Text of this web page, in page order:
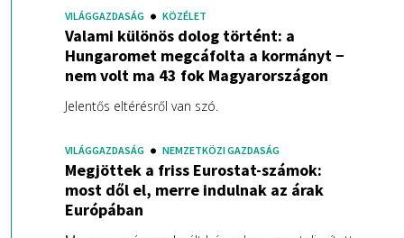
VILÁGGAZDASÁG KÖZÉLET
Valami különös dolog történt: a
Hungaromet megcáfolta a kormányt −
nem volt ma 43 fok Magyarországon
Jelentős eltérésről van szó.
VILÁGGAZDASÁG NEMZETKÖZI GAZDASÁG
Megjöttek a friss Eurostat-számok:
most dől el, merre indulnak az árak
Európában